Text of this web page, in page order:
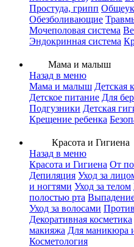
Простуда, грипп
Обезболивающие
Мочеполовая система
Эндокринная система
Мама и малыш
Назад в меню
Мама и малыш Детская
Детское питание Для
Подгузники Детская
Крещение ребенка
Красота и Гигиена
Назад в меню
Красота и Гигиена От
Депиляция Уход за
и ногтями Уход за телом
полостью рта
Уход за волосами
Декоративная косметика
макияжа Для маникюра
Косметология